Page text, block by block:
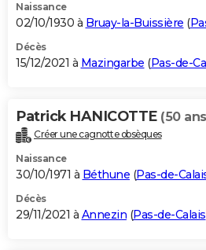
Naissance
02/10/1930 à Bruay-la-Buissière (
Décès
15/12/2021 à Mazingarbe (Pas-de-
Patrick HANICOTTE (50
Créer une cagnotte obsèques
Naissance
30/10/1971 à Béthune (Pas-de-
Décès
29/11/2021 à Annezin (Pas-de-Calais